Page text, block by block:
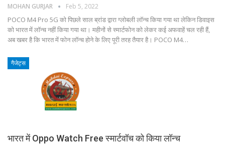
MOHAN GURJAR Feb 5, 2022
POCO M4 Pro 5G को पिछले साल ब्रांड द्वारा ग्लोबली लॉन्च किया गया था लेकिन डिवाइस
को भारत में लॉन्च नहीं किया गया था। महीनों से स्मार्टफोन को लेकर कई अफवाहें चल रही हैं,
अब खबर है कि भारत में फोन लॉन्च होने के लिए पूरी तरह तैयार है। POCO M4…
गैजेट्स
भारत में Oppo Watch Free स्मार्टवॉच को किया लॉन्च